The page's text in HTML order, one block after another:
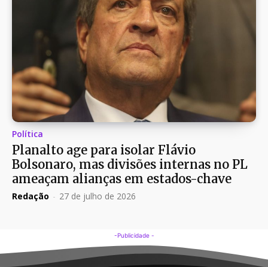
Política
Planalto age para isolar Flávio
Bolsonaro, mas divisões internas no PL
ameaçam alianças em estados-chave
Redação - 27 de julho de 2026
-Publicidade -